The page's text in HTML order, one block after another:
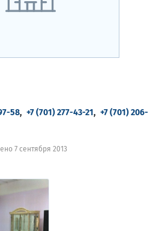
58, +7 (701) 277-43-21, +7 (701) 206-
7 сентября 2013